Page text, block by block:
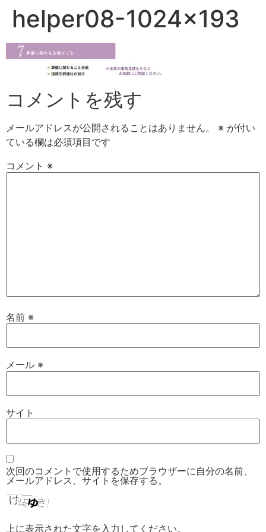
helper08-1024×193
コメントを残す
メールアドレスが公開されることはありません。 ※ が付い
ている欄は必須項目です
コメント ※
名前 ※
メール ※
サイト
次回のコメントで使用するためブラウザーに自分の名前、
メールアドレス、サイトを保存する。
上に表示された文字を入力してください。